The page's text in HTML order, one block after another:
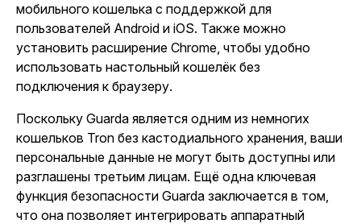
мобильного кошелька с поддержкой для
пользователей Android и iOS. Также можно
установить расширение Chrome, чтобы удобно
использовать настольный кошелёк без
подключения к браузеру.
Поскольку Guarda является одним из немногих
кошельков Tron без кастодиального хранения, ваши
персональные данные не могут быть доступны или
разглашены третьим лицам. Ещё одна ключевая
функция безопасности Guarda заключается в том,
что она позволяет интегрировать аппаратный